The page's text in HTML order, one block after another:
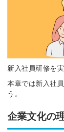
新入社員研修を
本章では新入社
う。
企業文化の